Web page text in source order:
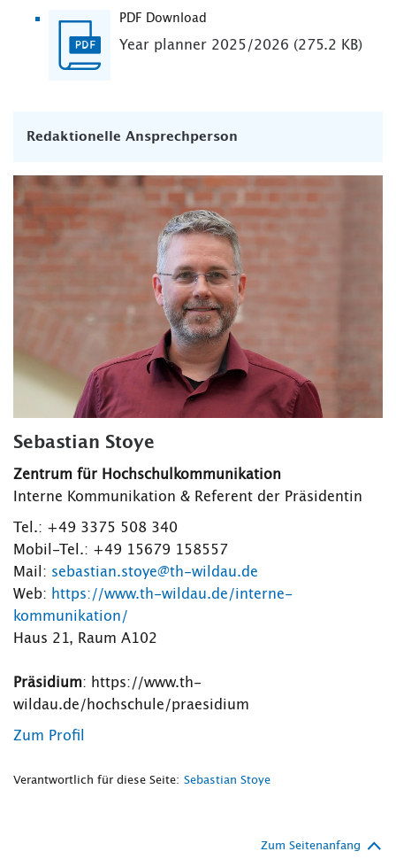
PDF Download
Year planner 2025/2026 (275.2 KB)
Redaktionelle Ansprechperson
Sebastian Stoye
Zentrum für Hochschulkommunikation
Interne Kommunikation & Referent der Präsidentin
Tel.: +49 3375 508 340
Mobil-Tel.: +49 15679 158557
Mail: sebastian.stoye@th-wildau.de
Web: https://www.th-wildau.de/interne-
kommunikation/
Haus 21, Raum A102
Präsidium: https://www.th-
wildau.de/hochschule/praesidium
Zum Profil
Verantwortlich für diese Seite: Sebastian Stoye
Zum Seitenanfang